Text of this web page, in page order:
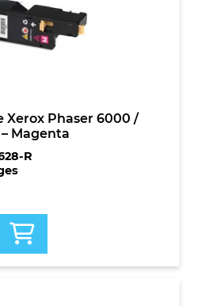
Xerox Phaser 6000 /
– Magenta
R